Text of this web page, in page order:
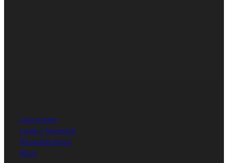
Loja online
Login / Registar
Revendedores
Blog